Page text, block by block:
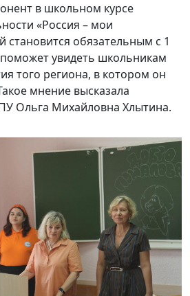
в школьном курсе
«Россия – мои
становится обязательным с 1
поможет увидеть школьникам
того региона, в котором он
мнение высказала
Ольга Михайловна Хлытина.